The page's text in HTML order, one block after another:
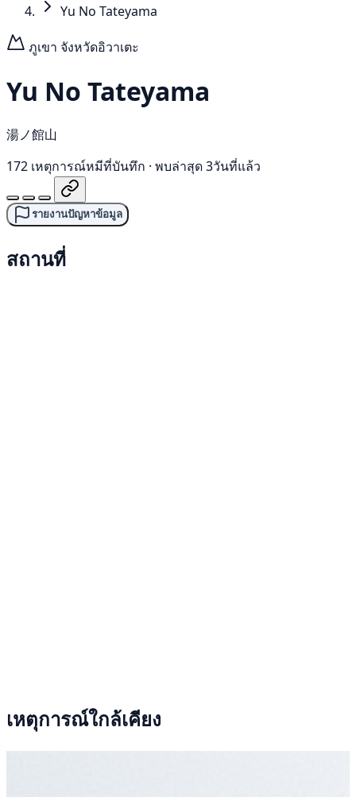
Yu No Tateyama
ภูเขา จังหวัดอิวาเตะ
Yu No Tateyama
湯ノ館山
172 เหตุการณ์หมีที่บันทึก · พบล่าสุด 3วันที่แล้ว
รายงานปัญหาข้อมูล
สถานที่
เหตุการณ์ใกล้เคียง